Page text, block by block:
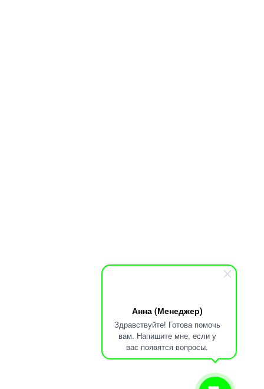
Анна (Менеджер)
Здравствуйте! Готова помочь
вам. Напишите мне, если у
вас появятся вопросы.